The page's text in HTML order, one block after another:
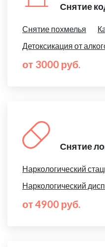
Снятие
Снятие похмелья
Детоксикация от
от 3000 руб.
Снятие
Наркологический
Наркологический
от 4900 руб.